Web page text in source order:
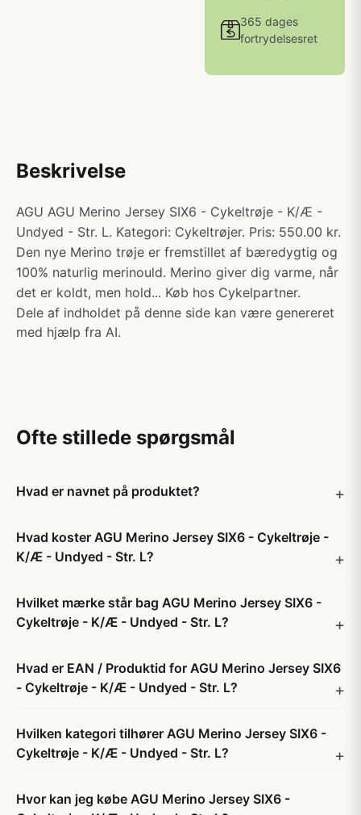
365 dages
fortrydelsesret
Beskrivelse
AGU AGU Merino Jersey SIX6 - Cykeltrøje - K/Æ -
Undyed - Str. L. Kategori: Cykeltrøjer. Pris: 550.00 kr.
Den nye Merino trøje er fremstillet af bæredygtig og
100% naturlig merinould. Merino giver dig varme, når
det er koldt, men hold... Køb hos Cykelpartner.
Dele af indholdet på denne side kan være genereret
med hjælp fra AI.
Ofte stillede spørgsmål
Hvad er navnet på produktet?
Hvad koster AGU Merino Jersey SIX6 - Cykeltrøje -
K/Æ - Undyed - Str. L?
Hvilket mærke står bag AGU Merino Jersey SIX6 -
Cykeltrøje - K/Æ - Undyed - Str. L?
Hvad er EAN / Produktid for AGU Merino Jersey SIX6
- Cykeltrøje - K/Æ - Undyed - Str. L?
Hvilken kategori tilhører AGU Merino Jersey SIX6 -
Cykeltrøje - K/Æ - Undyed - Str. L?
Hvor kan jeg købe AGU Merino Jersey SIX6 -